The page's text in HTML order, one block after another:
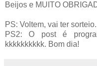
Beijos e MUITO
PS: Voltem, vai ter
PS2: O post é
kkkkkkkkkk. Bom dia!